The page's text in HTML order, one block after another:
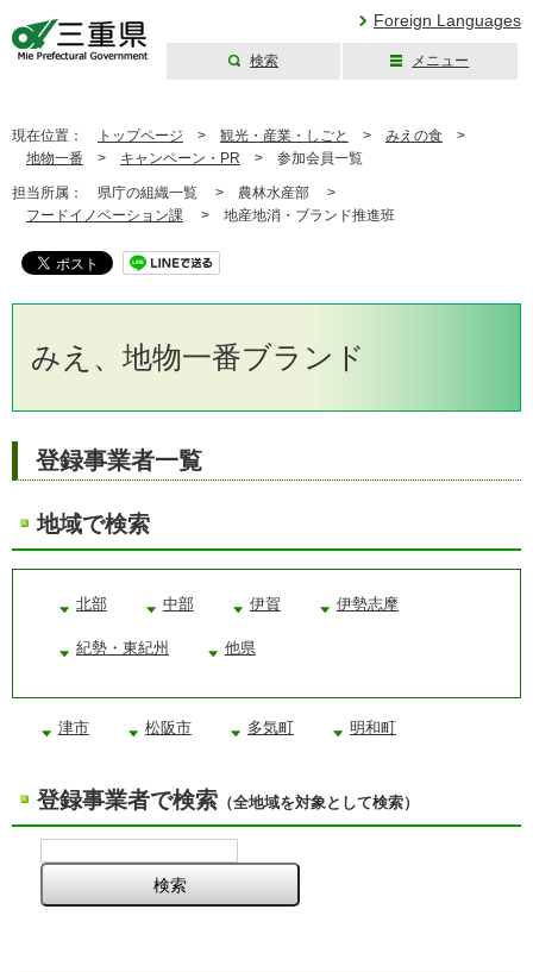
Foreign Languages
検索 メニュー
現在位置： トップページ > 観光・産業・しごと > みえの食 >
地物一番 > キャンペーン・PR > 参加会員一覧
担当所属： 県庁の組織一覧 > 農林水産部 >
フードイノベーション課 > 地産地消・ブランド推進班
みえ、地物一番ブランド
登録事業者一覧
地域で検索
北部 中部 伊賀 伊勢志摩
紀勢・東紀州 他県
津市 松阪市 多気町 明和町
登録事業者で検索 （全地域を対象として検索）